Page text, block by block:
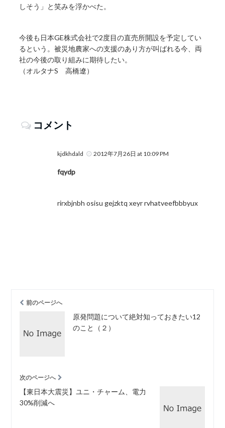
しそう」と笑みを浮かべた。
今後も日本GE株式会社で2度目の直売所開設を予定してい
るという。被災地農家への支援のあり方が叫ばれる今、両
社の今後の取り組みに期待したい。
（オルタナS 高橋遼）
コメント
kjdkhdald 2012年7月26日 at 10:09 PM
fqydp
rirxbjnbh osisu gejzktq xeyr rvhatveefbbbyux
前のページへ
原発問題について絶対知っておきたい12
のこと（２）
次のページへ
【東日本大震災】ユニ・チャーム、電力
30%削減へ